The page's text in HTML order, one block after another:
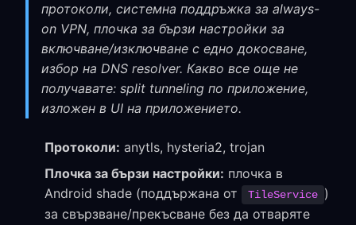
протоколи, системна поддръжка за always-
on VPN, плочка за бързи настройки за
включване/изключване с едно докосване,
избор на DNS resolver. Какво все още не
получавате: split tunneling по приложение,
изложен в UI на приложението.
Протоколи: anytls, hysteria2, trojan
Плочка за бързи настройки: плочка в
Android shade (поддържана от
TileService )
за свързване/прекъсване без да отваряте